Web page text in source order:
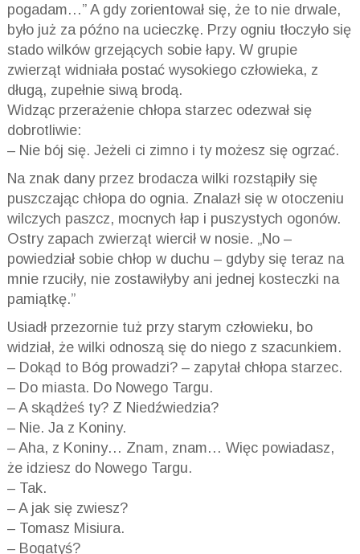
pogadam…” A gdy zorientował się, że to nie drwale,
było już za późno na ucieczkę. Przy ogniu tłoczyło się
stado wilków grzejących sobie łapy. W grupie
zwierząt widniała postać wysokiego człowieka, z
długą, zupełnie siwą brodą.
Widząc przerażenie chłopa starzec odezwał się
dobrotliwie:
– Nie bój się. Jeżeli ci zimno i ty możesz się ogrzać.
Na znak dany przez brodacza wilki rozstąpiły się
puszczając chłopa do ognia. Znalazł się w otoczeniu
wilczych paszcz, mocnych łap i puszystych ogonów.
Ostry zapach zwierząt wiercił w nosie. „No –
powiedział sobie chłop w duchu – gdyby się teraz na
mnie rzuciły, nie zostawiłyby ani jednej kosteczki na
pamiątkę.”
Usiadł przezornie tuż przy starym człowieku, bo
widział, że wilki odnoszą się do niego z szacunkiem.
– Dokąd to Bóg prowadzi? – zapytał chłopa starzec.
– Do miasta. Do Nowego Targu.
– A skądżeś ty? Z Niedźwiedzia?
– Nie. Ja z Koniny.
– Aha, z Koniny… Znam, znam… Więc powiadasz,
że idziesz do Nowego Targu.
– Tak.
– A jak się zwiesz?
– Tomasz Misiura.
– Bogatyś?